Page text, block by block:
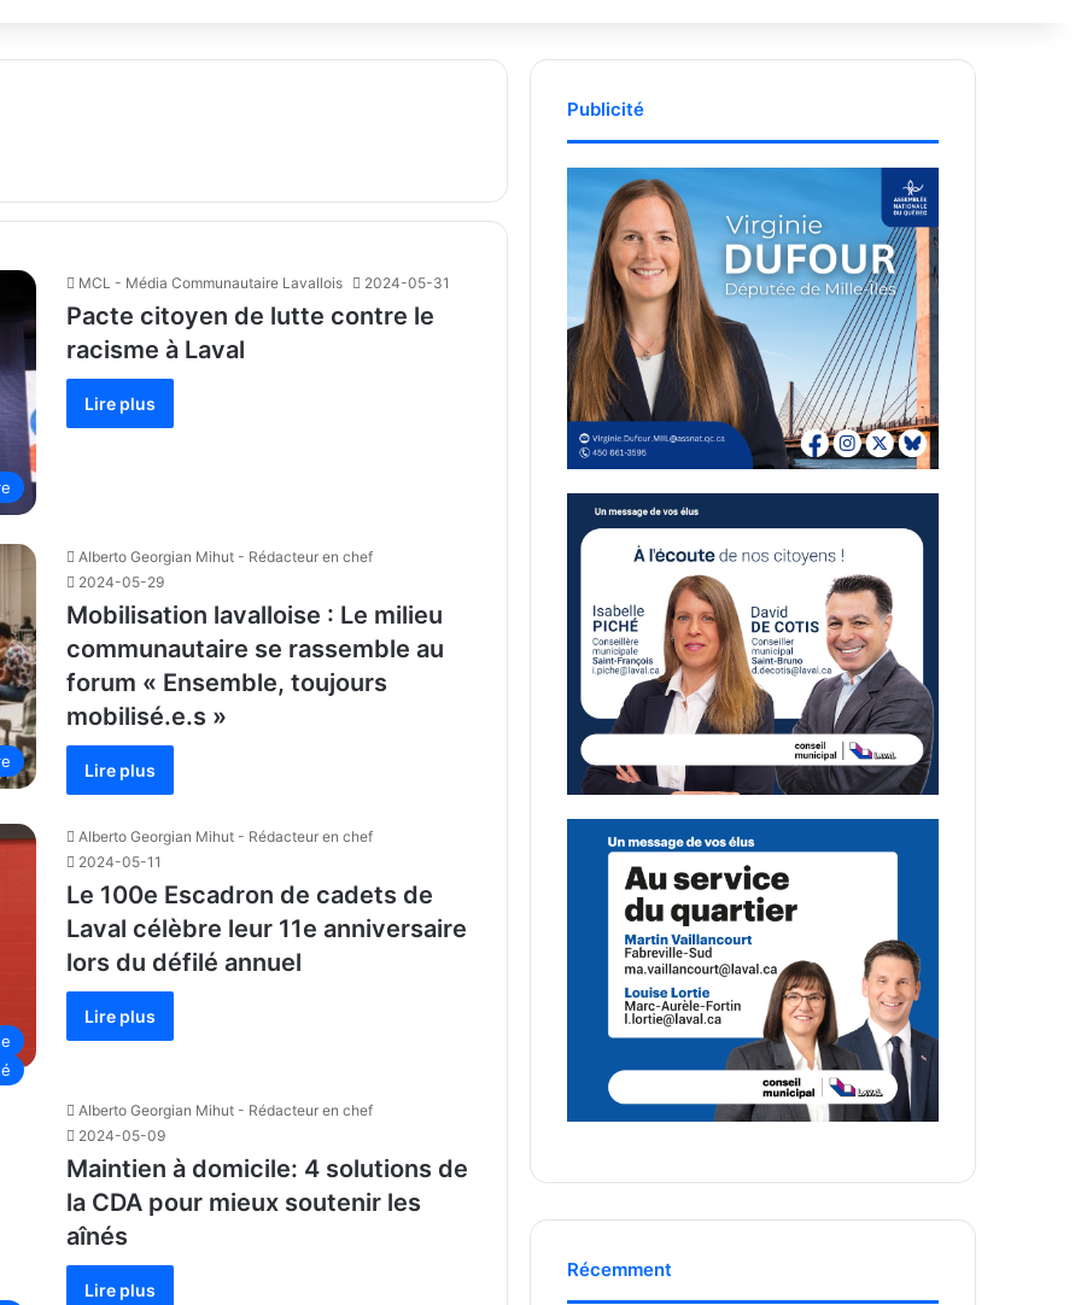
MCL - Média Communautaire Lavallois 2024-05-31
Pacte citoyen de lutte contre le
racisme à Laval
Lire plus
Alberto Georgian Mihut - Rédacteur en chef
2024-05-29
Mobilisation lavalloise : Le milieu
communautaire se rassemble au
forum « Ensemble, toujours
mobilisé.e.s »
Lire plus
Alberto Georgian Mihut - Rédacteur en chef
2024-05-11
Le 100e Escadron de cadets de
Laval célèbre leur 11e anniversaire
lors du défilé annuel
Lire plus
Alberto Georgian Mihut - Rédacteur en chef
2024-05-09
Maintien à domicile: 4 solutions de
la CDA pour mieux soutenir les
aînés
Lire plus
Publicité
Récemment